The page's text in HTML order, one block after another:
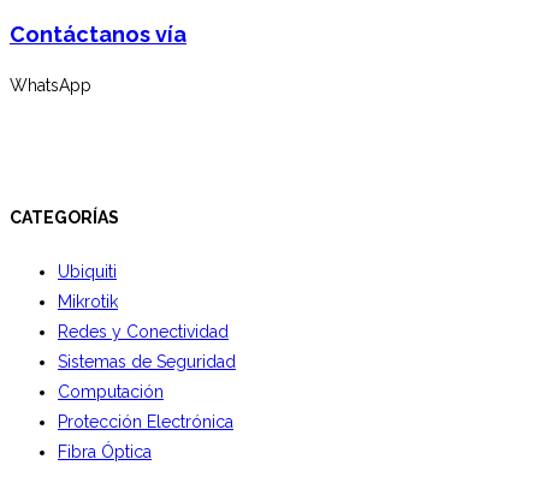
Contáctanos vía
WhatsApp
CATEGORÍAS
Ubiquiti
Mikrotik
Redes y Conectividad
Sistemas de Seguridad
Computación
Protección Electrónica
Fibra Óptica